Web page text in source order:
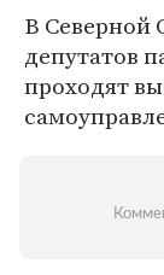
В Северной
депутатов
проходят